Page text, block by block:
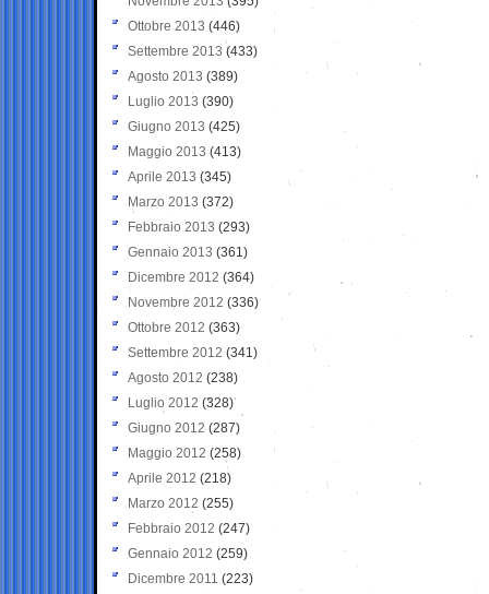
Ottobre 2013 (446)
Settembre 2013 (433)
Agosto 2013 (389)
Luglio 2013 (390)
Giugno 2013 (425)
Maggio 2013 (413)
Aprile 2013 (345)
Marzo 2013 (372)
Febbraio 2013 (293)
Gennaio 2013 (361)
Dicembre 2012 (364)
Novembre 2012 (336)
Ottobre 2012 (363)
Settembre 2012 (341)
Agosto 2012 (238)
Luglio 2012 (328)
Giugno 2012 (287)
Maggio 2012 (258)
Aprile 2012 (218)
Marzo 2012 (255)
Febbraio 2012 (247)
Gennaio 2012 (259)
Dicembre 2011 (223)